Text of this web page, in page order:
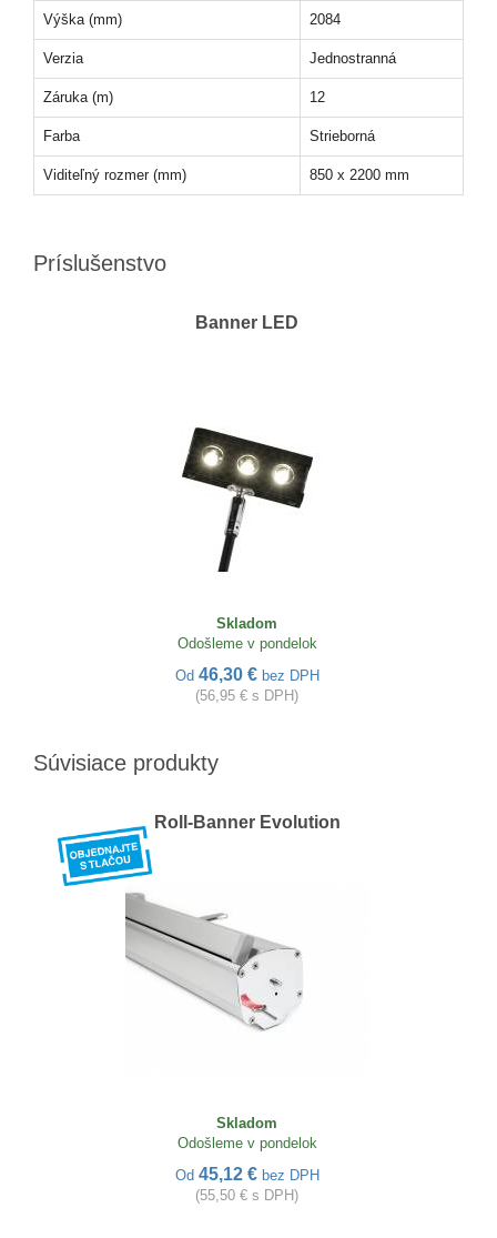
Výška (mm) 2084
Verzia Jednostranná
Záruka (m) 12
Farba Strieborná
Viditeľný rozmer (mm) 850 x 2200 mm
Príslušenstvo
Banner LED
Skladom
Odošleme v pondelok
Od 46,30 € bez DPH
(56,95 € s DPH)
Súvisiace produkty
Roll-Banner Evolution
Skladom
Odošleme v pondelok
Od 45,12 € bez DPH
(55,50 € s DPH)